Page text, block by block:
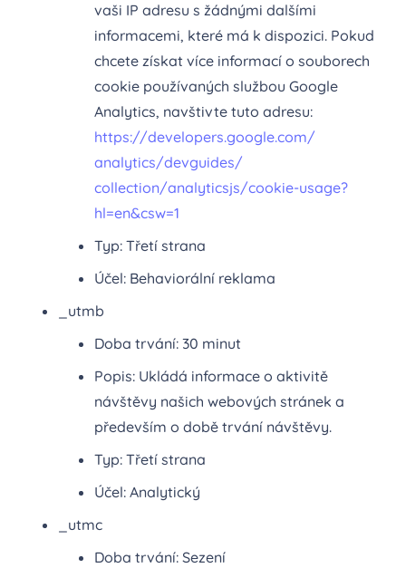
vaši IP adresu s žádnými dalšími
informacemi, které má k dispozici. Pokud
chcete získat více informací o souborech
cookie používaných službou Google
Analytics, navštivte tuto adresu:
https://developers.google.com/
analytics/devguides/
collection/analyticsjs/cookie-usage?
hl=en&csw=1
Typ: Třetí strana
Účel: Behaviorální reklama
_utmb
Doba trvání: 30 minut
Popis: Ukládá informace o aktivitě
návštěvy našich webových stránek a
především o době trvání návštěvy.
Typ: Třetí strana
Účel: Analytický
_utmc
Doba trvání: Sezení